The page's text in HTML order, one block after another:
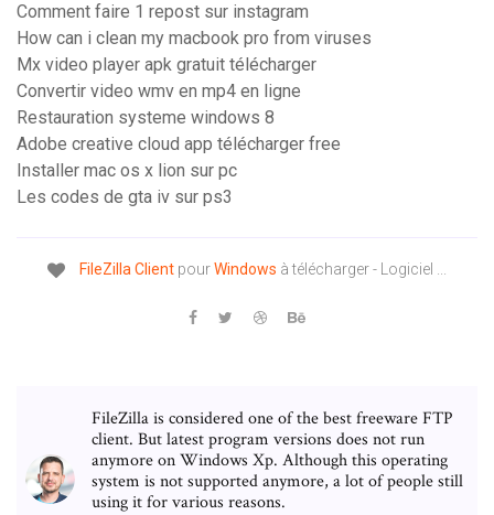
Comment faire 1 repost sur instagram
How can i clean my macbook pro from viruses
Mx video player apk gratuit télécharger
Convertir video wmv en mp4 en ligne
Restauration systeme windows 8
Adobe creative cloud app télécharger free
Installer mac os x lion sur pc
Les codes de gta iv sur ps3
FileZillaClient pourWindows à télécharger - Logiciel ...
FileZilla is considered one of the best freeware FTP
client. But latest program versions does not run
anymore on Windows Xp. Although this operating
system is not supported anymore, a lot of people still
using it for various reasons.